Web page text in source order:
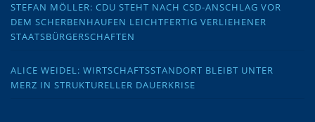
STEFAN MÖLLER: CDU STEHT NACH CSD-ANSCHLAG VOR
DEM SCHERBENHAUFEN LEICHTFERTIG VERLIEHENER
STAATSBÜRGERSCHAFTEN
ALICE WEIDEL: WIRTSCHAFTSSTANDORT BLEIBT UNTER
MERZ IN STRUKTURELLER DAUERKRISE